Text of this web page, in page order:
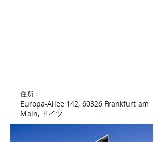
​住所：
Europa-Allee 142, 60326 Frankfurt am
Main, ドイツ